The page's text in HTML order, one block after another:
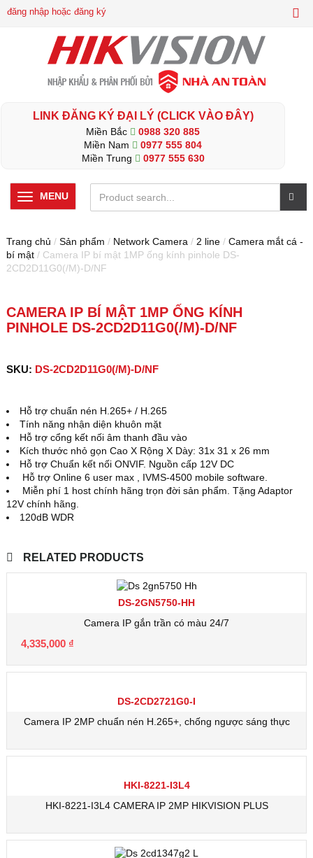
đăng nhập hoặc đăng ký
LINK ĐĂNG KÝ ĐẠI LÝ (CLICK VÀO ĐÂY)
Miền Bắc
0988 320 885
Miền Nam
0977 555 804
Miền Trung
0977 555 630
MENU
Trang chủ / Sản phẩm / Network Camera / 2 line / Camera mắt cá -
bí mật / Camera IP bí mật 1MP ống kính pinhole DS-
2CD2D11G0(/M)-D/NF
CAMERA IP BÍ MẬT 1MP ỐNG KÍNH
PINHOLE DS-2CD2D11G0(/M)-D/NF
SKU: DS-2CD2D11G0(/M)-D/NF
Hỗ trợ chuẩn nén H.265+ / H.265
Tính năng nhận diện khuôn mặt
Hỗ trợ cổng kết nối âm thanh đầu vào
Kích thước nhỏ gọn Cao X Rộng X Dày: 31x 31 x 26 mm
Hỗ trợ Chuẩn kết nối ONVIF. Nguồn cấp 12V DC
Hỗ trợ Online 6 user max , IVMS-4500 mobile software.
Miễn phí 1 host chính hãng trọn đời sản phẩm. Tặng Adaptor
12V chính hãng.
120dB WDR
RELATED PRODUCTS
DS-2GN5750-HH
Camera IP gắn trần có màu 24/7
4,335,000 ₫
DS-2CD2721G0-I
Camera IP 2MP chuẩn nén H.265+, chống ngược sáng thực
HKI-8221-I3L4
HKI-8221-I3L4 CAMERA IP 2MP HIKVISION PLUS